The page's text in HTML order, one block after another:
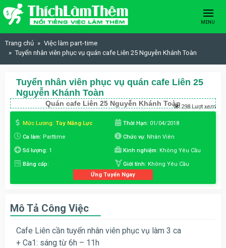
Skip to content
MENU
Trang chủ
Việc làm part-time
Tuyển nhân viên phục vụ quán cafe Liên 25 Nguyễn Khánh Toàn
Tuyển nhân viên phục vụ quán cafe Liên 25
Nguyễn Khánh Toàn
Quán cafe Liên 25 Nguyễn Khánh Toàn 298 Lượt xem
Mức Lương: Tùy Năng Lực Thời Hạn: 01/04/2018
Ca làm: Parttime Chức vụ: Nhân Viên
Số lượng: 1 Kinh nghiệm: Không Yêu Cầu
Bằng cấp: Giới tính: Không Yêu Cầu
Ứng Tuyển Ngay
Mô Tả Công Việc
Cafe Liên cần tuyển nhân viên phục vụ làm 3 ca
+ Ca1: sáng từ 6h – 11h